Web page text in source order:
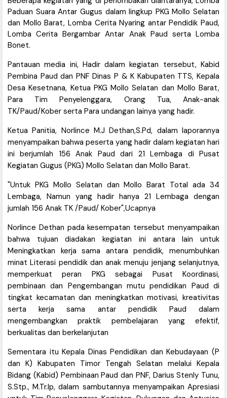
Paduan Suara Antar Gugus dalam lingkup PKG Mollo Selatan
dan Mollo Barat, Lomba Cerita Nyaring antar Pendidik Paud,
Lomba Cerita Bergambar Antar Anak Paud serta Lomba
Bonet.
Pantauan media ini, Hadir dalam kegiatan tersebut, Kabid
Pembina Paud dan PNF Dinas P & K Kabupaten TTS, Kepala
Desa Kesetnana, Ketua PKG Mollo Selatan dan Mollo Barat,
Para Tim Penyelenggara, Orang Tua, Anak-anak
TK/Paud/Kober serta Para undangan lainya yang hadir.
Ketua Panitia, Norlince M.J Dethan,S.Pd, dalam laporannya
menyampaikan bahwa peserta yang hadir dalam kegiatan hari
ini berjumlah 156 Anak Paud dari 21 Lembaga di Pusat
Kegiatan Gugus (PKG) Mollo Selatan dan Mollo Barat.
"Untuk PKG Mollo Selatan dan Mollo Barat Total ada 34
Lembaga, Namun yang hadir hanya 21 Lembaga dengan
jumlah 156 Anak TK /Paud/ Kober",Ucapnya
Norlince Dethan pada kesempatan tersebut menyampaikan
bahwa tujuan diadakan kegiatan ini antara lain untuk
Meningkatkan kerja sama antara pendidik, menumbuhkan
minat Literasi pendidik dan anak menuju jenjang selanjutnya,
memperkuat peran PKG sebagai Pusat Koordinasi,
pembinaan dan Pengembangan mutu pendidikan Paud di
tingkat kecamatan dan meningkatkan motivasi, kreativitas
serta kerja sama antar pendidik Paud dalam
mengembangkan praktik pembelajaran yang efektif,
berkualitas dan berkelanjutan
Sementara itu Kepala Dinas Pendidikan dan Kebudayaan (P
dan K) Kabupaten Timor Tengah Selatan melalui Kepala
Bidang (Kabid) Pembinaan Paud dan PNF, Darius Stenly Tunu,
S.Stp., M.Tr.Ip, dalam sambutannya menyampaikan Apresiasi